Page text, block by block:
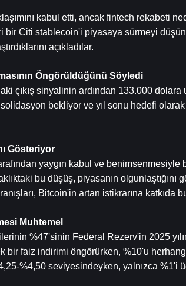
kabul etti, ancak fintech rekabeti
bir Citi stablecoin'i piyasaya sürmeyi
açıkladılar.
Öngörüldüğünü Söyledi
çıkış sinyalinin ardından 133.000
bekliyor ve yıl sonu hedefi
Gösteriyor
yaygın kabul ve benimsenmesiyle
bu düşüş, piyasanın olgunlaştığını
Bitcoin'in artan istikrarına katkıda
Muhtemel
%47'sinin Federal Rezerv'in 2025
bir faiz indirimi öngörürken, %10'u
%4,50 seviyesindeyken, yalnızca %1'i